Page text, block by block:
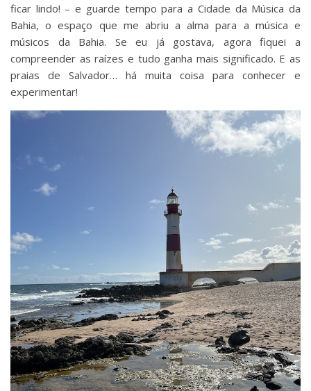
ficar lindo! – e guarde tempo para a Cidade da Música da
Bahia, o espaço que me abriu a alma para a música e
músicos da Bahia. Se eu já gostava, agora fiquei a
compreender as raízes e tudo ganha mais significado. E as
praias de Salvador… há muita coisa para conhecer e
experimentar!